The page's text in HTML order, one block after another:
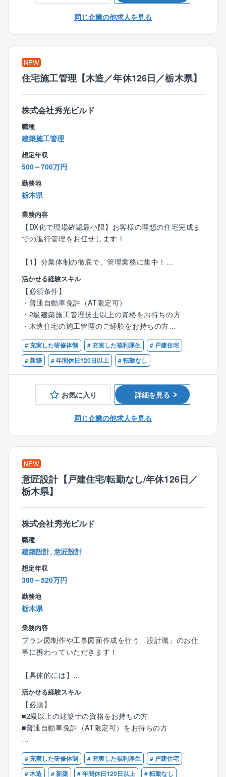
◎検査業務は全て現場で直接対応
◎チェックシートに従って検査を実施
◎検査後、写真を撮影して専用サイトに登録
◎基準を満たさない項目があった場合、
監督や現場の職人さんに伝え、修正を依頼
★現場の職人さんとのコミュニケーションが重要で
す！
監督や職人さんと連携をとりながら、
お客様の暮らしの安心と安全のために
真摯に品質検査に取り組んでいきましょう！
〈チーム組織構成〉
年齢関係なく和気あいあいとコミュニケーションを取
っているため、働きやすい環境です！
＼教育体制について／
入社後は、建築関係の知識や経験に合わせたOJTで仕
事を教えます。
検査課のリーダーや課長がいる店舗にて、1カ月程OJT
研修を実施。
少しずつ一人での検査業務をお任せしていき、独り立
ち後も先輩や上司がしっかりフォローするので、安心
して業務をスタートできます！
＼検査職のポイント／
★力仕事も急な呼び出しもほとんどなし
★体力的に無理なく働ける仕事！
★検査写真格納アプリを活用で効率的
業務量もコントロールしているため残業もほぼなく
プライベートの時間を大切にできます。
・真面目にコツコツと業務に取り組める方
・コミュニケーション能力を活かしたい方
・誰かの安心を守る仕事がしたい方
同じ企業の他求人を見る
NEW
住宅施工管理【木造／年休126日／栃木県】
株式会社秀光ビルド
職種
建築施工管理
想定年収
500～700万円
勤務地
栃木県
業務内容
【DX化で現場確認最小限】お客様の理想の住宅完成ま
での進行管理をお任せします！
【1】分業体制の徹底で、管理業務に集中！
・営業：着工前までの打ち合わせ対応
・インテリアコーディネーター：プレゼン資料作成
・メンテナンス担当：引き渡し後のフォロー
…と分業制のため、施工管理は【原価・工程・品質・
安全管理】に注力できます！
1人あたり、6案件程を担当。1案件あたり平均3カ月～
4カ月程です。
【2】出張は一切なし！
現場は、配属店舗から車で1時間圏内。1日あたり1～2
件ほど回るため、移動の負担も少ない環境です。
【3】システム導入による効率化を進めています！
『ANDPAD』という業務支援システムを導入。現場に
行かなくても施工状況を常に確認でき、チャット機能
で指示を出すことが可能。そのため、残業も少なめで
す。
＜入社後の流れ＞
入社後の研修はOJT研修が中心。
マンツーマンで2カ月程研修を行い、導入研修で業務の
流れや専門用語などを学びます。
現場では、教えてくれるのを待っているだけでは成長
スピードも遅いため、分からないことがあれば積極的
に質問を行う姿勢がとても重要となります。
していきます。毎月2件の完工を目標に、お客様の想い
をカタチにしていきましょう！
＜ここもPOINT＞
★収入もキャリアもアップ
がほとんど。
手当も支給される上、実績や経験に応じてキャリアも
アップ。頑張りが必ず報われる環境です。
さらに、現場の管理1件ごとにインセンティブが支給さ
れるため、担当した分だけ収入がアップしていきま
す。
★効率的に業務を管理
現場の巡回や資料作成・整理など、業務時間を圧迫す
活かせる経験スキル
【必須条件】
・普通自動車免許（AT限定可）
・2級建築施工管理技士以上の資格をお持ちの方
・木造住宅の施工管理のご経験をお持ちの方
【歓迎条件】
・1級建築施工管理をお持ちの方
# 充実した研修体制 # 充実した福利厚生
# 戸建住宅
# 新築
# 年間休日120日以上 # 転勤なし
お気に入り 詳細を見る
同じ企業の他求人を見る
NEW
意匠設計【戸建住宅/転勤なし/年休126日／
栃木県】
株式会社秀光ビルド
職種
建築設計, 意匠設計
想定年収
380～520万円
勤務地
栃木県
業務内容
プラン図制作や工事図面作成を行う「設計職」のお仕
事に携わっていただきます！
【具体的には】
■CADを使った図面作成
■住宅や、小規模建築のプランニング・自由設計・企画
設計
■各所申請業務 など
※分業体制のため、設計業務のみに集中できます！
1人あたりの案件数は10件～15件程を担当。
お客様のご要望をもとに、住宅のコンセプトを決定。
活かせる経験スキル
【必須】
■2級以上の建築士の資格をお持ちの方
■普通自動車免許（AT限定可）をお持ちの方
【優遇条件】
■CADオペレーターのご経験
■建築設計のご経験
# 充実した研修体制 # 充実した福利厚生
# 戸建住宅
# 木造
# 新築 # 年間休日120日以上 # 転勤なし